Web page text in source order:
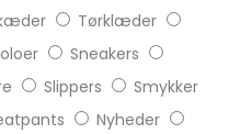
Tørklæder
Sneakers
Slippers
Smykker
Nyheder